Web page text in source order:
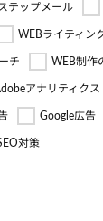
ステップメール
WEBライティン
チ WEB制作
アナリティクス
Google広告
対策